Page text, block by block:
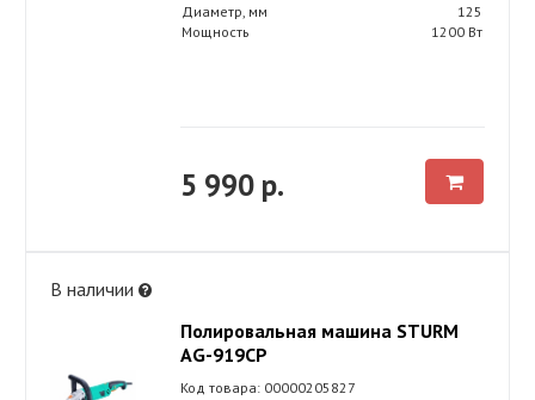
Диаметр, мм
125
Мощность
1200 Вт
5 990 р.
В наличии
Полировальная машина STURM
AG-919CP
Код товара: 00000205827